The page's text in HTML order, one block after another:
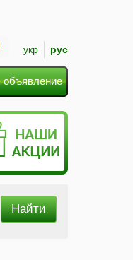
укр рус
объявление